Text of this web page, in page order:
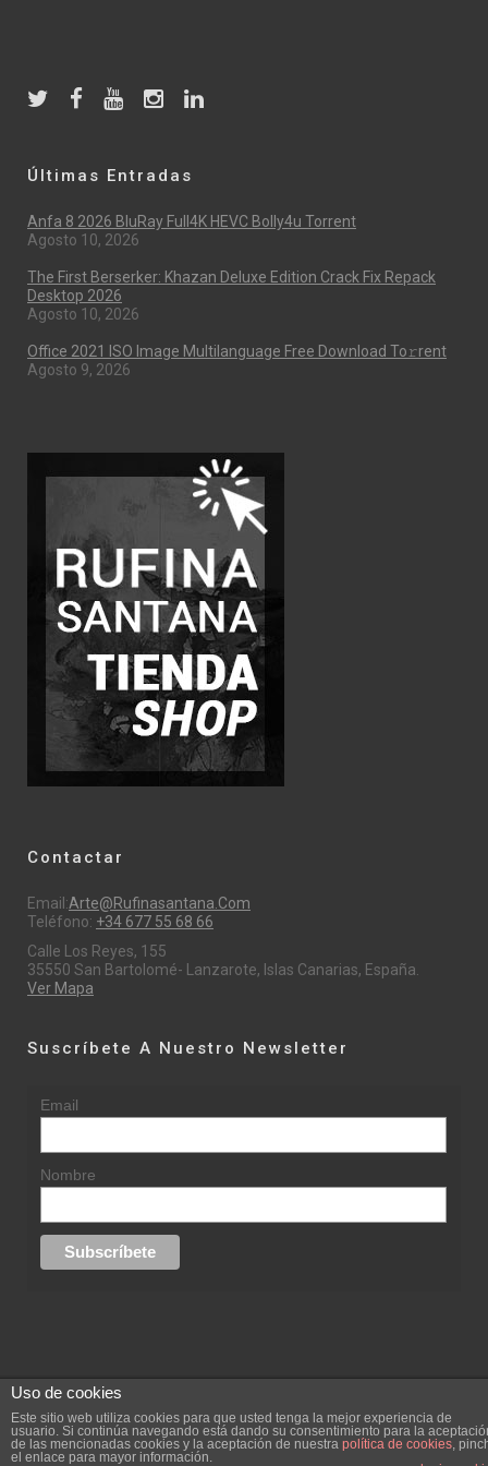
Últimas Entradas
Anfa 8 2026 BluRay Full4K HEVC Bolly4u Torrent
Agosto 10, 2026
The First Berserker: Khazan Deluxe Edition Crack Fix Repack
Desktop 2026
Agosto 10, 2026
Office 2021 ISO Image Multilanguage Frее Download To𝚛rent
Agosto 9, 2026
Contactar
Email:Arte@rufinasantana.com
Teléfono: +34 677 55 68 66
Calle Los Reyes, 155
35550 San Bartolomé- Lanzarote, Islas Canarias, España.
Ver Mapa
Suscríbete A Nuestro Newsletter
Email
Nombre
replica rolex datejust replica rolex day date
Creada por
Uso de cookies
Este sitio web utiliza cookies para que usted tenga la mejor experiencia de
usuario. Si continúa navegando está dando su consentimiento para la
de las mencionadas cookies y la aceptación de nuestra política de cookies,
el enlace para mayor información.